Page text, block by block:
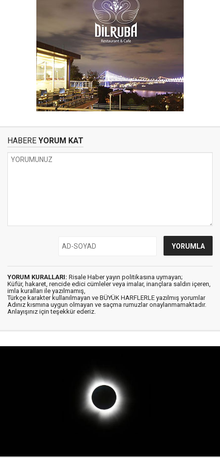
HABERE YORUM KAT
YORUM KURALLARI: Risale Haber yayın politikasına uymayan;
Küfür, hakaret, rencide edici cümleler veya imalar, inançlara saldırı içeren,
imla kuralları ile yazılmamış,
Türkçe karakter kullanılmayan ve BÜYÜK HARFLERLE yazılmış yorumlar
Adınız kısmına uygun olmayan ve saçma rumuzlar onaylanmamaktadır.
Anlayışınız için teşekkür ederiz.